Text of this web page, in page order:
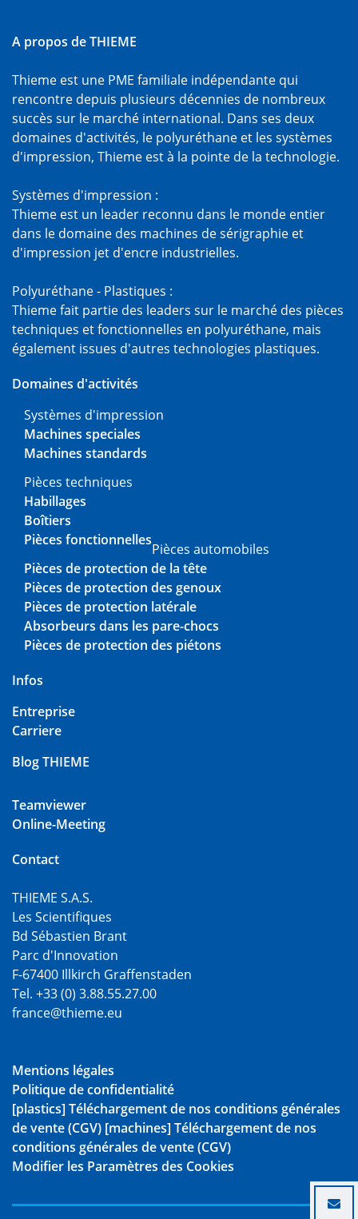
A propos de THIEME
Thieme est une PME familiale indépendante qui
rencontre depuis plusieurs décennies de nombreux
succès sur le marché international. Dans ses deux
domaines d'activités, le polyuréthane et les systèmes
d'impression, Thieme est à la pointe de la technologie.
Systèmes d'impression :
Thieme est un leader reconnu dans le monde entier
dans le domaine des machines de sérigraphie et
d'impression jet d'encre industrielles.
Polyuréthane - Plastiques :
Thieme fait partie des leaders sur le marché des pièces
techniques et fonctionnelles en polyuréthane, mais
également issues d'autres technologies plastiques.
Domaines d'activités
Systèmes d'impression
Machines speciales
Machines standards
Pièces techniques
Habillages
Boîtiers
Pièces fonctionnelles
Pièces automobiles
Pièces de protection de la tête
Pièces de protection des genoux
Pièces de protection latérale
Absorbeurs dans les pare-chocs
Pièces de protection des piétons
Infos
Entreprise
Carriere
Blog THIEME
Teamviewer
Online-Meeting
Contact
THIEME S.A.S.
Les Scientifiques
Bd Sébastien Brant
Parc d'Innovation
F-67400 Illkirch Graffenstaden
Tel. +33 (0) 3.88.55.27.00
france@thieme.eu
Mentions légales
Politique de confidentialité
[plastics] Téléchargement de nos conditions générales
de vente (CGV) [machines] Téléchargement de nos
conditions générales de vente (CGV)
Modifier les Paramètres des Cookies